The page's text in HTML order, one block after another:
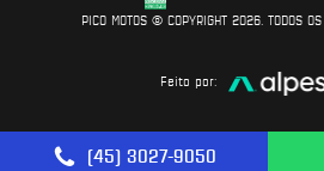
PICO MOTOS © COPYRIGHT 2026. TODOS OS
Feito por:
(45) 3027-9050